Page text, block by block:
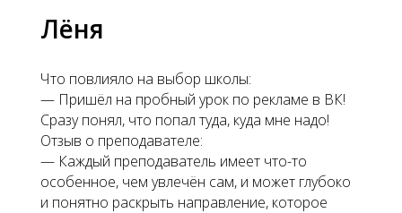
Лёня
Что повлияло на выбор школы:
— Пришёл на пробный урок по рекламе в ВК!
Сразу понял, что попал туда, куда мне надо!
Отзыв о преподавателе:
— Каждый преподаватель имеет что-то
особенное, чем увлечён сам, и может глубоко
и понятно раскрыть направление, которое